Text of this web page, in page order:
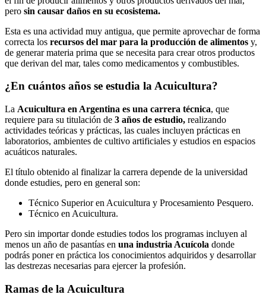
pero sin causar daños en su ecosistema.
Esta es una actividad muy antigua, que permite aprovechar de forma
correcta los recursos del mar para la producción de alimentos y,
de generar materia prima que se necesita para crear otros productos
que derivan del mar, tales como medicamentos y combustibles.
¿En cuántos años se estudia la Acuicultura?
La Acuicultura en Argentina es una carrera técnica, que
requiere para su titulación de 3 años de estudio, realizando
actividades teóricas y prácticas, las cuales incluyen prácticas en
laboratorios, ambientes de cultivo artificiales y estudios en espacios
acuáticos naturales.
El título obtenido al finalizar la carrera depende de la universidad
donde estudies, pero en general son:
Técnico Superior en Acuicultura y Procesamiento Pesquero.
Técnico en Acuicultura.
Pero sin importar donde estudies todos los programas incluyen al
menos un año de pasantías en una industria Acuícola donde
podrás poner en práctica los conocimientos adquiridos y desarrollar
las destrezas necesarias para ejercer la profesión.
Ramas de la Acuicultura